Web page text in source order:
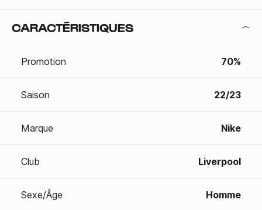
CARACTÉRISTIQUES
Promotion 70%
Saison 22/23
Marque Nike
Club Liverpool
Sexe/Âge Homme